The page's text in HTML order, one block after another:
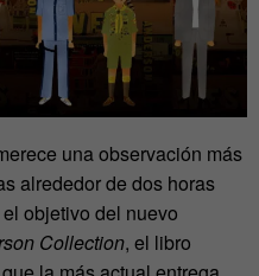
una observación más
alrededor de dos horas
objetivo del nuevo
Collection, el libro